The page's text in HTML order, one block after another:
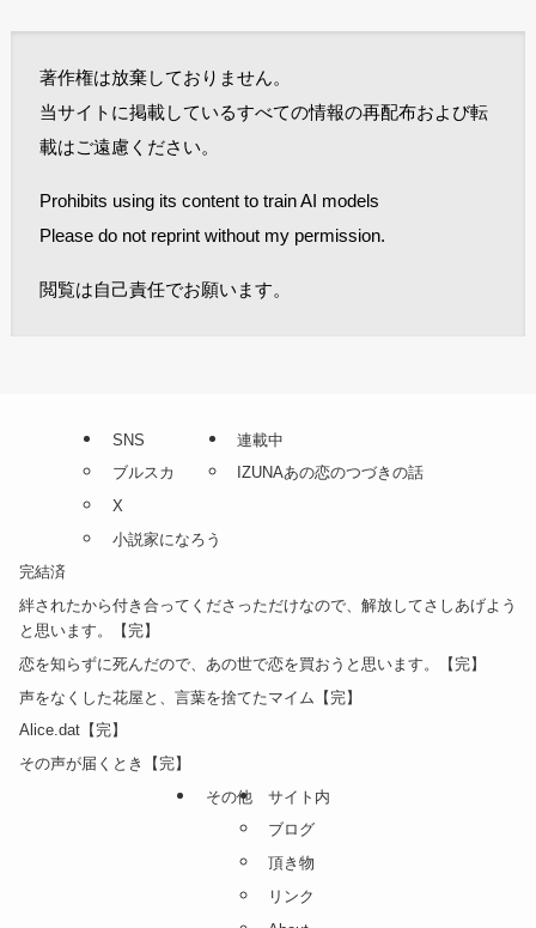
著作権は放棄しておりません。
当サイトに掲載しているすべての情報の再配布および転
載はご遠慮ください。
Prohibits using its content to train AI models
Please do not reprint without my permission.
閲覧は自己責任でお願います。
SNS
ブルスカ
X
小説家になろう
連載中
IZUNAあの恋のつづきの話
完結済
絆されたから付き合ってくださっただけなので、解放してさしあげよう
と思います。【完】
恋を知らずに死んだので、あの世で恋を買おうと思います。【完】
声をなくした花屋と、言葉を捨てたマイム【完】
Alice.dat【完】
その声が届くとき【完】
その他
サイト内
ブログ
頂き物
リンク